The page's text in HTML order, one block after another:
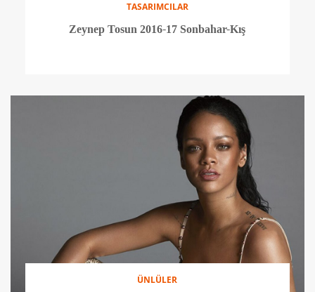
Trend parçalarla 4 hafta sonu kombini
İyi bir makyaj bazının sırları